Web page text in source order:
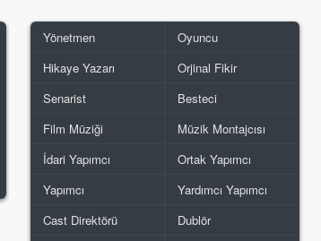
Yönetmen
Oyuncu
Hikaye Yazarı
Orjinal Fikir
Senarist
Besteci
Film Müziği
Müzik Montajcısı
İdari Yapımcı
Ortak Yapımcı
Yapımcı
Yardımcı Yapımcı
Cast Direktörü
Dublör